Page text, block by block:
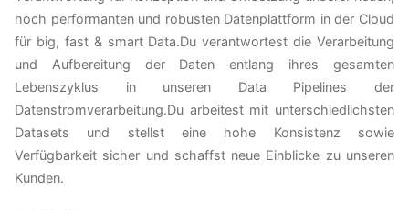
hoch performanten und robusten Datenplattform in der Cloud
für big, fast & smart Data.Du verantwortest die Verarbeitung
und Aufbereitung der Daten entlang ihres gesamten
Lebenszyklus in unseren Data Pipelines der
Datenstromverarbeitung.Du arbeitest mit unterschiedlichsten
Datasets und stellst eine hohe Konsistenz sowie
Verfügbarkeit sicher und schaffst neue Einblicke zu unseren
Kunden.